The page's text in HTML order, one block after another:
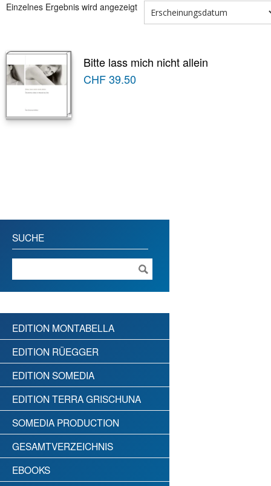
Einzelnes Ergebnis wird angezeigt
Bitte lass mich nicht allein
CHF39.50
SUCHE
EDITION MONTABELLA
EDITION RÜEGGER
EDITION SOMEDIA
EDITION TERRA GRISCHUNA
SOMEDIA PRODUCTION
GESAMTVERZEICHNIS
EBOOKS